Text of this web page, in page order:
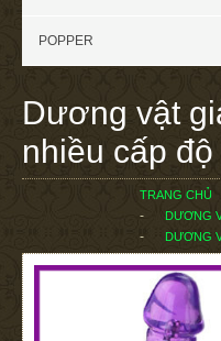
POPPER
Dương vật
nhiều cấp độ
TRANG CHỦ
DƯƠNG
DƯƠNG